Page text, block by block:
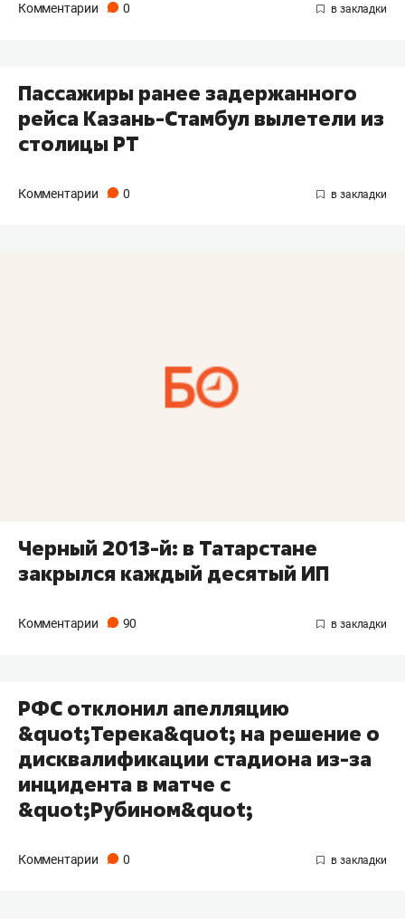
Комментарии 0
Пассажиры ранее задержанного
рейса Казань-Стамбул вылетели из
столицы РТ
Комментарии 0
Черный 2013-й: в Татарстане
закрылся каждый десятый ИП
Комментарии 90
РФС отклонил апелляцию
&quot;Терека&quot; на решение о
дисквалификации стадиона из-за
инцидента в матче с
&quot;Рубином&quot;
Комментарии 0